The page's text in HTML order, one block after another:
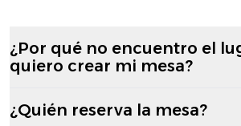
¿Por qué no encuentro el
quiero crear mi mesa?
¿Quién reserva la mesa?